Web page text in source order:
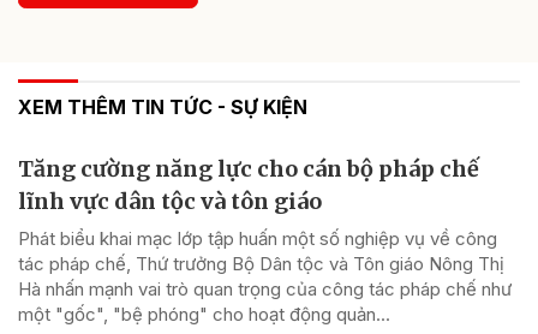
XEM THÊM TIN TỨC - SỰ KIỆN
Tăng cường năng lực cho cán bộ pháp chế
lĩnh vực dân tộc và tôn giáo
Phát biểu khai mạc lớp tập huấn một số nghiệp vụ về công
tác pháp chế, Thứ trưởng Bộ Dân tộc và Tôn giáo Nông Thị
Hà nhấn mạnh vai trò quan trọng của công tác pháp chế như
một "gốc", "bệ phóng" cho hoạt động quản...